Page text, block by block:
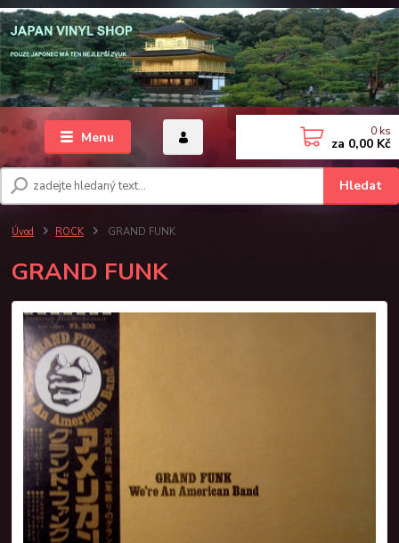
Menu
Hledat
0 ks
za 0,00 Kč
Úvod ROCK GRAND FUNK
GRAND FUNK